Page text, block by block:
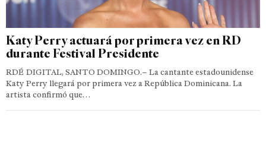
Katy Perry actuará por primera vez en RD
durante Festival Presidente
RDÉ DIGITAL, SANTO DOMINGO.– La cantante estadounidense
Katy Perry llegará por primera vez a República Dominicana. La
artista confirmó que…